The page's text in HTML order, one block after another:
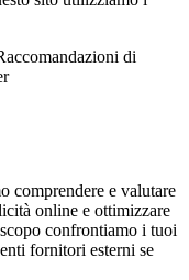
di
comprendere e valutare
online e ottimizzare
confrontiamo i tuoi
fornitori esterni se